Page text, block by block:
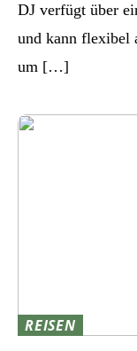
DJ verfügt über
und kann flexibel
um […]
REISEN